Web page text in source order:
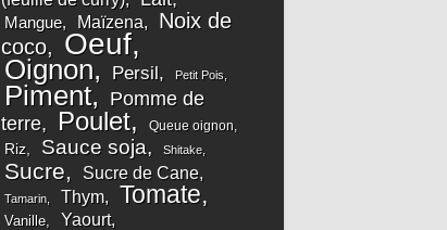
Mangue Maïzena
Noix de
coco
Oeuf
Oignon Persil Petit Pois
Piment
Pomme de
terre
Poulet Queue oignon
Riz Sauce soja Shitake
Sucre Sucre de Cane
Tamarin Thym Tomate
Vanille Yaourt